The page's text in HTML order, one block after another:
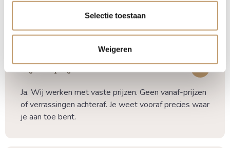
Selectie toestaan
Weigeren
voor de montage? Neem gerust contact met ons op, we
denken graag met je mee om tot het mooiste resultaat te
komen.
⁠Zijn de prijzen inclusief alles?
Ja. Wij werken met vaste prijzen. Geen vanaf-prijzen
of verrassingen achteraf. Je weet vooraf precies waar
je aan toe bent.